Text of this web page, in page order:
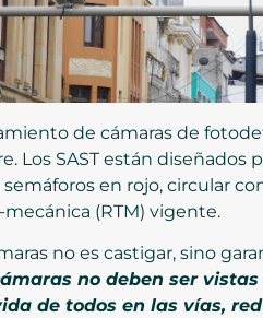
de cámaras de
Los SAST están diseñados
en rojo, circular
(RTM) vigente.
no es castigar, sino
no deben ser
de todos en las vías,